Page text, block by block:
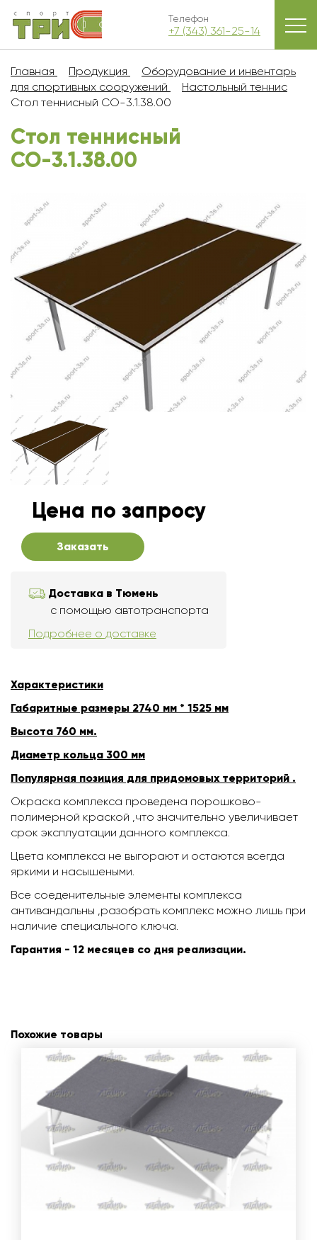
Телефон
+7 (343) 361-25-14
Главная Продукция
Оборудование и инвентарь
для спортивных сооружений
Настольный теннис
Стол теннисный СО-3.1.38.00
Стол теннисный
СО-3.1.38.00
Цена по запросу
Заказать
Доставка в Тюмень
с помощью автотранспорта
Подробнее о доставке
Характеристики
Габаритные размеры 2740 мм * 1525 мм
Высота 760 мм.
Диаметр кольца 300 мм
Популярная позиция для придомовых территорий .
Окраска комплекса проведена порошково-
полимерной краской ,что значительно увеличивает
срок эксплуатации данного комплекса.
Цвета комплекса не выгорают и остаются всегда
яркими и насышеными.
Все соеденительные элементы комплекса
антивандальны ,разобрать комплекс можно лишь при
наличие специального ключа.
Гарантия - 12 месяцев со дня реализации.
Похожие товары